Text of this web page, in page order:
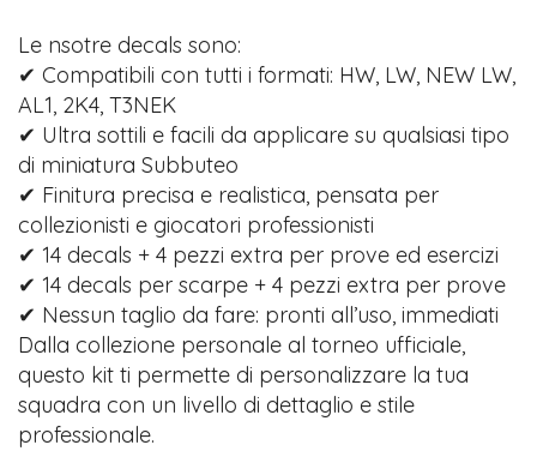
Le nsotre decals sono:
✔ Compatibili con tutti i formati: HW, LW, NEW LW,
AL1, 2K4, T3NEK
✔ Ultra sottili e facili da applicare su qualsiasi tipo
di miniatura Subbuteo
✔ Finitura precisa e realistica, pensata per
collezionisti e giocatori professionisti
✔ 14 decals + 4 pezzi extra per prove ed esercizi
✔ 14 decals per scarpe + 4 pezzi extra per prove
✔ Nessun taglio da fare: pronti all’uso, immediati
Dalla collezione personale al torneo ufficiale,
questo kit ti permette di personalizzare la tua
squadra con un livello di dettaglio e stile
professionale.